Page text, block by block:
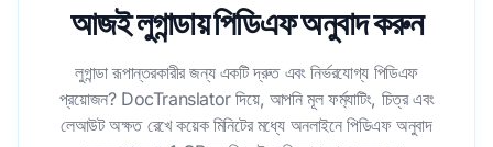
আজই লুগান্ডায় পিডিএফ অনুবাদ করুন
লুগান্ডা রূপান্তরকারীর জন্য একটি দ্রুত এবং নির্ভরযোগ্য পিডিএফ
প্রয়োজন? DocTranslator দিয়ে, আপনি মূল ফর্ম্যাটিং, চিত্র এবং
লেআউট অক্ষত রেখে কয়েক মিনিটের মধ্যে অনলাইনে পিডিএফ অনুবাদ